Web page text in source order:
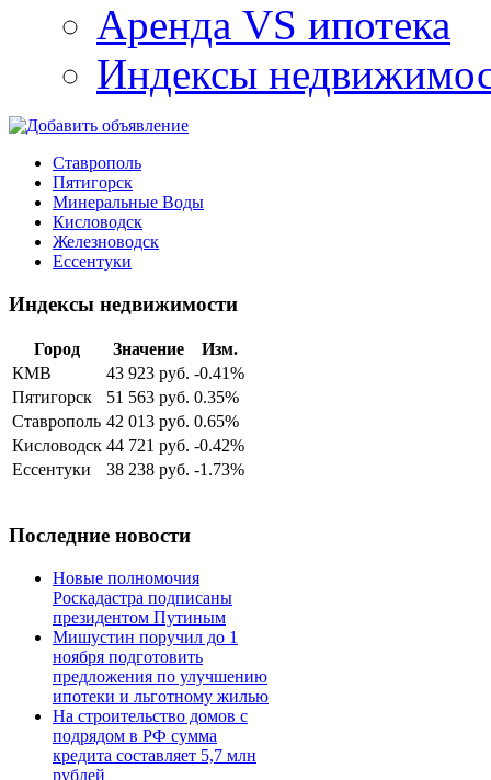
Аренда VS ипотека
Индексы
Ставрополь
Пятигорск
Минеральные Воды
Кисловодск
Железноводск
Ессентуки
Индексы недвижимости
Город Значение
Изм.
КМВ
43 923 руб. -0.41%
Пятигорск
51 563 руб. 0.35%
Ставрополь 42 013 руб. 0.65%
Кисловодск 44 721 руб. -0.42%
Ессентуки
38 238 руб. -1.73%
Последние новости
Новые полномочия
Роскадастра подписаны
президентом Путиным
Мишустин поручил до 1
ноября подготовить
предложения по улучшению
ипотеки и льготному жилью
На строительство домов с
подрядом в РФ сумма
кредита составляет 5,7 млн
рублей